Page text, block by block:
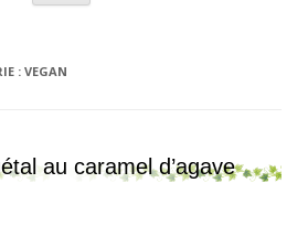
: VEGAN
au caramel d’agave